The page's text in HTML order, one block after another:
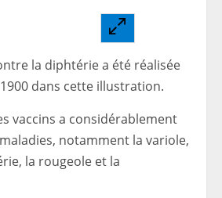
la diphtérie a été réalisée
dans cette illustration.
vaccins a considérablement
notamment la variole,
la rougeole et la